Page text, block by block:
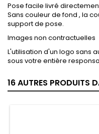
Pose facile livré
Sans couleur de fond , la
support de pose.
Images non contractuelles
L'utilisation d'un logo sans
sous votre entière
16 AUTRES PRODUITS